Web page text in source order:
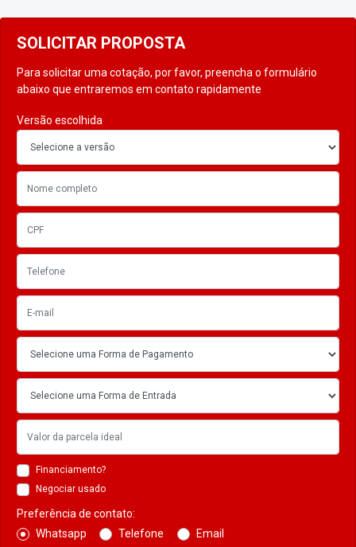
SOLICITAR PROPOSTA
Para solicitar uma cotação, por favor, preencha o formulário
abaixo que entraremos em contato rapidamente
Versão escolhida
Financiamento?
Negociar usado
Preferência de contato:
Whatsapp
Telefone Email